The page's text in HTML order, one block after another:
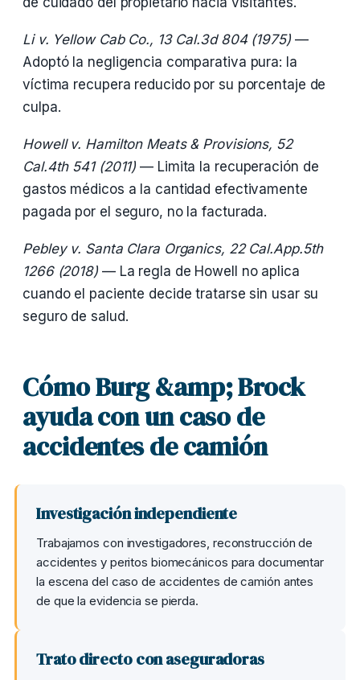
Li v. Yellow Cab Co., 13 Cal.3d 804 (1975)—
Adoptó la negligencia comparativa pura: la
víctima recupera reducido por su porcentaje de
culpa.
Howell v. Hamilton Meats & Provisions, 52
Cal.4th 541 (2011) — Limita la recuperación de
gastos médicos a la cantidad efectivamente
pagada por el seguro, no la facturada.
Pebley v. Santa Clara Organics, 22 Cal.App.5th
1266 (2018)— La regla de Howell no aplica
cuando el paciente decide tratarse sin usar su
seguro de salud.
Cómo Burg &amp; Brock
ayuda con un caso de
accidentes de camión
Investigación independiente
Trabajamos con investigadores, reconstrucción de
accidentes y peritos biomecánicos para documentar
la escena del caso de accidentes de camión antes
de que la evidencia se pierda.
Trato directo con aseguradoras